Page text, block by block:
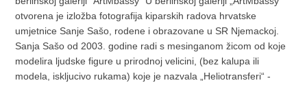
otvorena je izložba fotografija kiparskih radova hrvatske
umjetnice Sanje Sašo, rodene i obrazovane u SR Njemackoj.
Sanja Sašo od 2003. godine radi s mesinganom žicom od koje
modelira ljudske figure u prirodnoj velicini, (bez kalupa ili
modela, iskljucivo rukama) koje je nazvala „Heliotransferi“ -